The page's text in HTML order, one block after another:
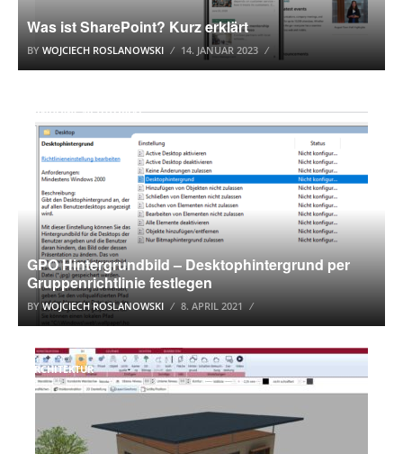
Was ist SharePoint? Kurz erklärt
BY WOJCIECH ROSLANOWSKI 14. JANUAR 2023
WINDOWS 10 TUTORIAL
GPO Hintergrundbild – Desktophintergrund per
Gruppenrichtlinie festlegen
BYWOJCIECH ROSLANOWSKI 8. APRIL 2021
ARCHITEKTUR